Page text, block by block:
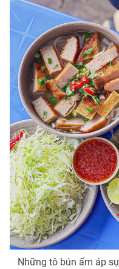
Những tô bún ấm áp